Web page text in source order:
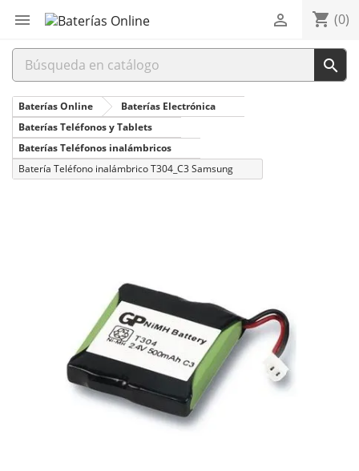
 shopping_cart (0)


Baterías Online
Baterías Electrónica
Baterías Teléfonos y Tablets
Baterías Teléfonos inalámbricos
Batería Teléfono inalámbrico T304_C3 Samsung